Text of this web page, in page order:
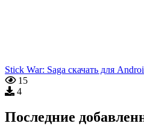
Stick War: Saga скачать для
15
4
Последние